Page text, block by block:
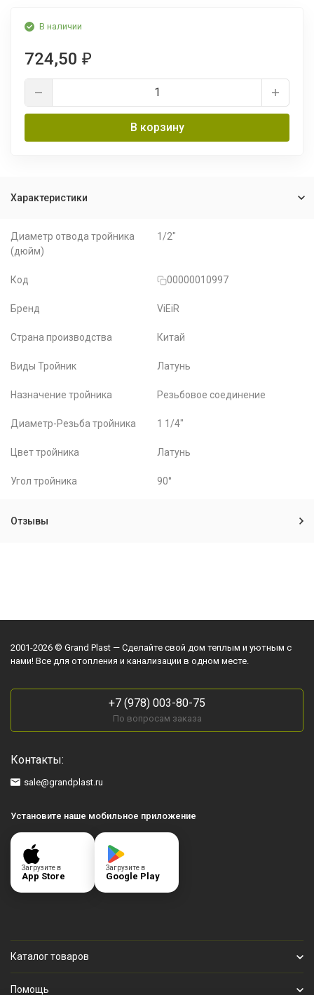
В наличии
724,50 ₽
В корзину
Характеристики
Диаметр отвода тройника
(дюйм)
1/2"
Код 00000010997
Бренд ViEiR
Страна производства Китай
Виды Тройник Латунь
Назначение тройника Резьбовое соединение
Диаметр-Резьба тройника 1 1/4"
Цвет тройника Латунь
Угол тройника 90°
Отзывы
2001-2026 © Grand Plast — Сделайте свой дом теплым и уютным с
нами! Все для отопления и канализации в одном месте.
+7 (978) 003-80-75
По вопросам заказа
Контакты:
sale@grandplast.ru
Установите наше мобильное приложение
Загрузите в
App Store
Загрузите в
Google Play
Каталог товаров
Помощь